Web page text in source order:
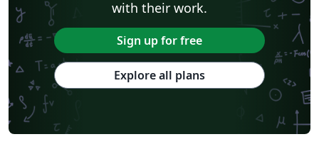
with their work.
Sign up for free
Explore all plans